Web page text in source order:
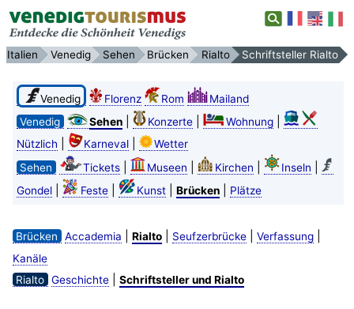
Italien Venedig Sehen Brücken Rialto Schriftsteller Rialto
Venedig Florenz Rom
Mailand
Venedig
Sehen| Konzerte| Wohnung|
Nützlich Karneval|
Wetter
Sehen
Tickets| Museen Kirchen Inseln
Gondel| Feste| Kunst| Brücken| Plätze
Brücken Accademia Rialto| Seufzerbrücke| Verfassung|
Kanäle
Rialto Geschichte| Schriftsteller und Rialto